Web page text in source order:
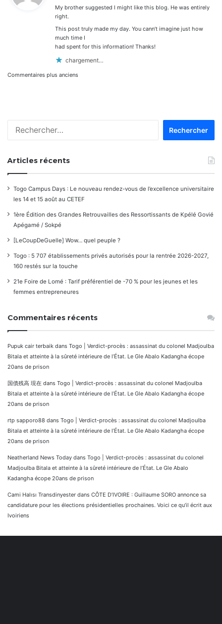
My brother suggested I might like this blog. He was entirely
right.
This post truly made my day. You cann’t imagine just how
much time I
had spent for this information! Thanks!
chargement…
Navigation
commentaires
Commentaires plus anciens
Articles récents
Togo Campus Days : Le nouveau rendez-vous de l’excellence universitaire
les 14 et 15 août au CETEF
1ère Édition des Grandes Retrouvailles des Ressortissants de Kpélé Govié
Apégamé / Sokpé
[LeCoupDeGuelle] Wow… quel peuple ?
Togo : 5 707 établissements privés autorisés pour la rentrée 2026-2027,
160 restés sur la touche
21e Foire de Lomé : Tarif préférentiel de -70 % pour les jeunes et les
femmes entrepreneures
Commentaires récents
Pupuk cair terbaik dans Togo | Verdict-procès : assassinat du colonel Madjoulba
Bitala et atteinte à la sûreté intérieure de l’État. Le Gle Abalo Kadangha écope
20ans de prison
国債残高 現在 dans Togo | Verdict-procès : assassinat du colonel Madjoulba
Bitala et atteinte à la sûreté intérieure de l’État. Le Gle Abalo Kadangha écope
20ans de prison
rtp sapporo88 dans Togo | Verdict-procès : assassinat du colonel Madjoulba
Bitala et atteinte à la sûreté intérieure de l’État. Le Gle Abalo Kadangha écope
20ans de prison
Neatherland News Today dans Togo | Verdict-procès : assassinat du colonel
Madjoulba Bitala et atteinte à la sûreté intérieure de l’État. Le Gle Abalo
Kadangha écope 20ans de prison
Cami Halısı Transdinyester dans CÔTE D’IVOIRE : Guillaume SORO annonce sa
candidature pour les élections présidentielles prochaines. Voici ce qu’il écrit aux
Ivoiriens